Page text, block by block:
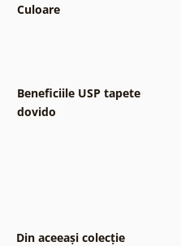
Culoare
Beneficiile USP tapete
dovido
Din aceeași colecție